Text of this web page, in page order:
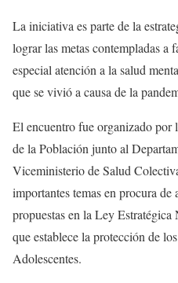
La iniciativa es parte de la
lograr las metas contempladas a
especial atención a la salud
que se vivió a causa de la
El encuentro fue organizado por
de la Población junto al
Viceministerio de Salud
importantes temas en procura
propuestas en la Ley
que establece la protección de
Adolescentes.